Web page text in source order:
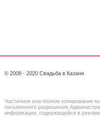
© 2008 - 2020 Свадьба в Казани
Частичное или полное копирование
письменного разрешения
информации, содержащейся в